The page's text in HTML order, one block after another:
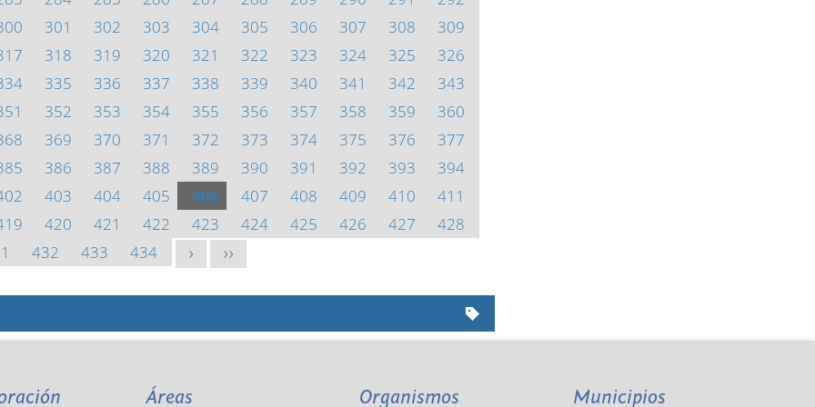
301 302 303 304 305 306 307 308
309
318 319 320 321 322 323 324 325
326
335 336 337 338 339 340 341 342
343
352 353 354 355 356 357 358 359
360
369 370 371 372 373 374 375 376
377
386 387 388 389 390 391 392 393
394
403 404 405 406 407 408 409 410
411
420 421 422 423 424 425 426 427
428
432 433 434 > >>
Áreas Organismos Municipios